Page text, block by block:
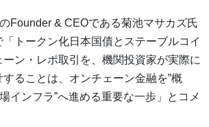
Founder & CEOである菊池マサカズ氏
「トークン化日本国債とステーブルコイ
ン・レポ取引を、機関投資家が実際に
ることは、オンチェーン金融を”概
インフラ”へ進める重要な一歩」とコメ